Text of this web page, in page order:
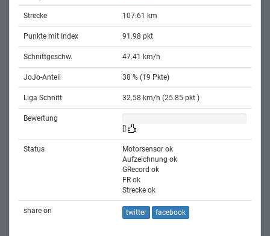
Strecke 107.61 km
Punkte mit Index 91.98 pkt
Schnittgeschw. 47.41 km/h
JoJo-Anteil 38 % (19 Pkte)
Liga Schnitt 32.58 km/h (25.85 pkt )
Bewertung
Status
Motorsensor ok
Aufzeichnung ok
GRecord ok
FR ok
Strecke ok
share on twitter facebook